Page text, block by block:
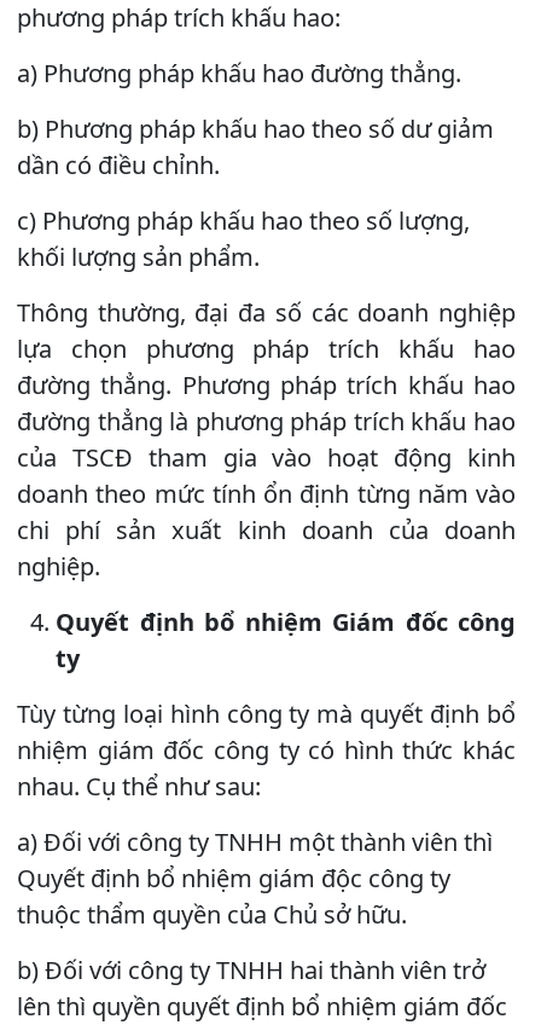
phương pháp trích khấu hao:
a) Phương pháp khấu hao đường thẳng.
b) Phương pháp khấu hao theo số dư giảm
dần có điều chỉnh.
c) Phương pháp khấu hao theo số lượng,
khối lượng sản phẩm.
Thông thường, đại đa số các doanh nghiệp
lựa chọn phương pháp trích khấu hao
đường thẳng. Phương pháp trích khấu hao
đường thẳng là phương pháp trích khấu hao
của TSCĐ tham gia vào hoạt động kinh
doanh theo mức tính ổn định từng năm vào
chi phí sản xuất kinh doanh của doanh
nghiệp.
Quyết định bổ nhiệm Giám đốc công
ty
Tùy từng loại hình công ty mà quyết định bổ
nhiệm giám đốc công ty có hình thức khác
nhau. Cụ thể như sau:
a) Đối với công ty TNHH một thành viên thì
Quyết định bổ nhiệm giám độc công ty
thuộc thẩm quyền của Chủ sở hữu.
b) Đối với công ty TNHH hai thành viên trở
lên thì quyền quyết định bổ nhiệm giám đốc